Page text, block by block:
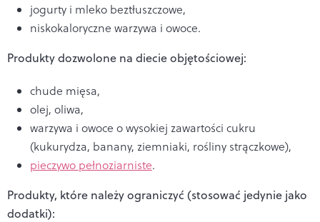
jogurty i mleko beztłuszczowe,
niskokaloryczne warzywa i owoce.
Produkty dozwolone na diecie objętościowej:
chude mięsa,
olej, oliwa,
warzywa i owoce o wysokiej zawartości cukru
(kukurydza, banany, ziemniaki, rośliny strączkowe),
pieczywo pełnoziarniste.
Produkty, które należy ograniczyć (stosować jedynie jako
dodatki):